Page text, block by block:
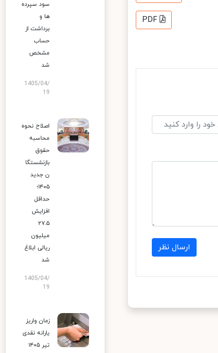
PDF
ارسال نظر
سود سپرده
ها و
برداشت از
حساب
مشخص
شد
1405/04/
19
اصلاح نحوه
محاسبه
حقوق
بازنشستگا
ن جدید
۱۴۰۵؛
حداقل
افزایش
۲۷.۵
میلیون
ریالی ابلاغ
شد
1405/04/
19
زمان واریز
یارانه نقدی
تیر ۱۴۰۵